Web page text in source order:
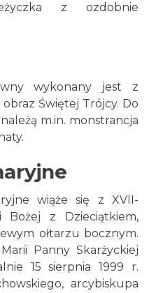
z ozdobnie
wykonany jest z
Świętej Trójcy. Do
m.in. monstrancja
wiąże się z XVII-
Bożej z Dzieciątkiem,
ołtarzu bocznym.
Panny Skarżyckiej
15 sierpnia 1999 r.
arcybiskupa